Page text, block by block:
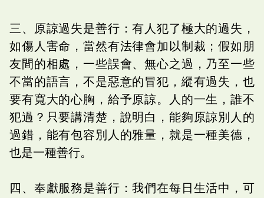
三、原諒過失是善行：有人犯了極大的過失，
如傷人害命，當然有法律會加以制裁；假如朋
友間的相處，一些誤會、無心之過，乃至一些
不當的語言，不是惡意的冒犯，縱有過失，也
要有寬大的心胸，給予原諒。人的一生，誰不
犯過？只要講清楚，說明白，能夠原諒別人的
過錯，能有包容別人的雅量，就是一種美德，
也是一種善行。
四、奉獻服務是善行：我們在每日生活中，可